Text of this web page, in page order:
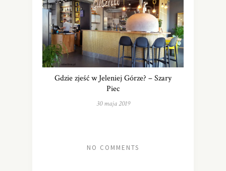
Gdzie zjeść w Jeleniej Górze? – Szary
Piec
30 maja 2019
NO COMMENTS